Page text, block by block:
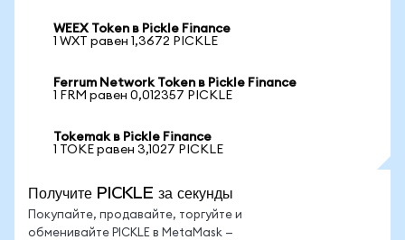
WEEX Token в Pickle Finance
1 WXT равен 1,3672 PICKLE
Ferrum Network Token в Pickle Finance
1 FRM равен 0,012357 PICKLE
Tokemak в Pickle Finance
1 TOKE равен 3,1027 PICKLE
Получите PICKLE за секунды
Покупайте, продавайте, торгуйте и
обменивайте PICKLE в MetaMask —